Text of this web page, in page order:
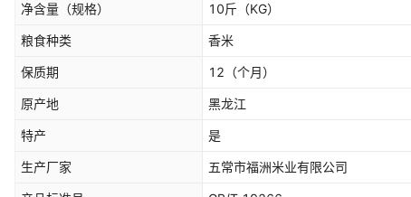
净含量（规格） 10斤 （KG）
粮食种类 香米
保质期 12 （个月）
原产地 黑龙江
特产 是
生产厂家 五常市福洲米业有限公司